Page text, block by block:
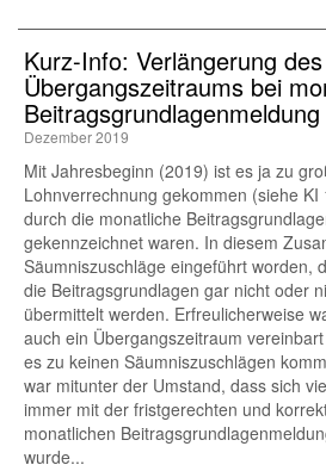
Kurz-Info: Verlängerung
Übergangszeitraums bei
Beitragsgrundlagenmeldung
Dezember 2019
Mit Jahresbeginn (2019) ist es ja zu
Lohnverrechnung gekommen (siehe
durch die monatliche
gekennzeichnet waren. In diesem
Säumniszuschläge eingeführt worden,
die Beitragsgrundlagen gar nicht oder
übermittelt werden. Erfreulicherweise
auch ein Übergangszeitraum
es zu keinen Säumniszuschlägen
war mitunter der Umstand, dass sich
immer mit der fristgerechten und
monatlichen
wurde...